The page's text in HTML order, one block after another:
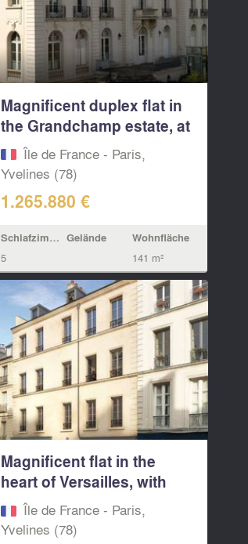
Magnificent duplex flat in
the Grandchamp estate, at
the...Île de France - Paris,
Yvelines (78)
1.265.880 €
Schlafzimmern
5
Gelände Wohnfläche
141 m²
Magnificent flat in the
heart of Versailles, with
views of...
Île de France - Paris,
Yvelines (78)